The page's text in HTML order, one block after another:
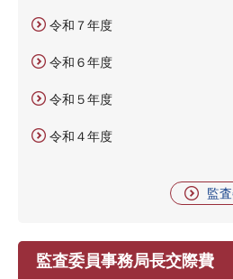
令和７年度
令和６年度
令和５年度
令和４年度
監
監査委員事務局長交際費